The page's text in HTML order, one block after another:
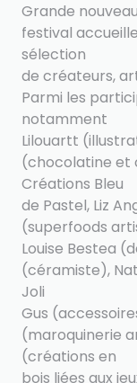
Grande
festival
sélection
de créateurs,
Parmi les
notamment
Lilouartt
(chocolatine et
Créations Bleu
de Pastel, Liz
(superfoods
Louise Bestea
(céramiste),
Joli
Gus
(maroquinerie
(créations en
bois liées aux